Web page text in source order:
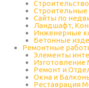
Сайты по
Ландшафт,
Инженерные
Бетонные
Ремонтные
Элементы
Изготовление
Ремонт и
Окна и
Реставрация